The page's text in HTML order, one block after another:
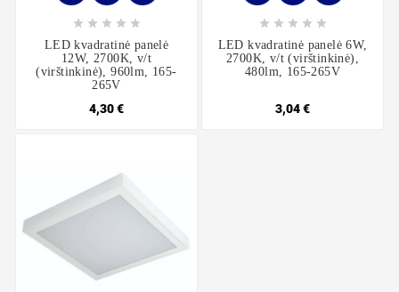
    
LED kvadratinė panelė
12W, 2700K, v/t
(virštinkinė), 960lm, 165-
265V
4,30 €
    
LED kvadratinė panelė 6W,
2700K, v/t (virštinkinė),
480lm, 165-265V
3,04 €